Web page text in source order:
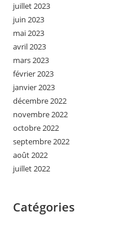
juillet 2023
juin 2023
mai 2023
avril 2023
mars 2023
février 2023
janvier 2023
décembre 2022
novembre 2022
octobre 2022
septembre 2022
août 2022
juillet 2022
Catégories